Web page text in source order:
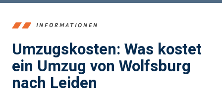
INFORMATIONEN
Umzugskosten: Was kostet
ein Umzug von Wolfsburg
nach Leiden